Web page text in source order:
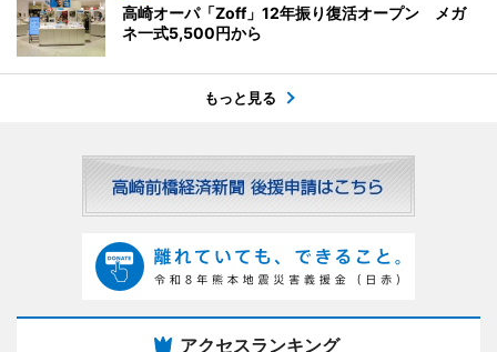
高崎オーパ「Zoff」12年振り復活オープン メガ
ネ一式5,500円から
もっと見る
アクセスランキング